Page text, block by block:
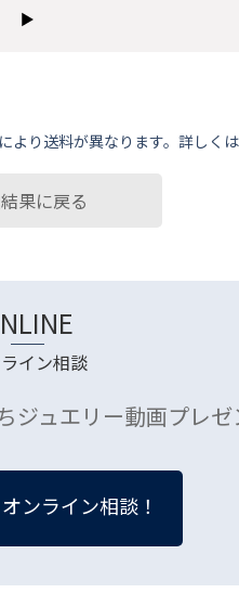
り送料が異なります。詳しくは
果に戻る
イン相談
ジュエリー動画プレゼ
オンライン相談！